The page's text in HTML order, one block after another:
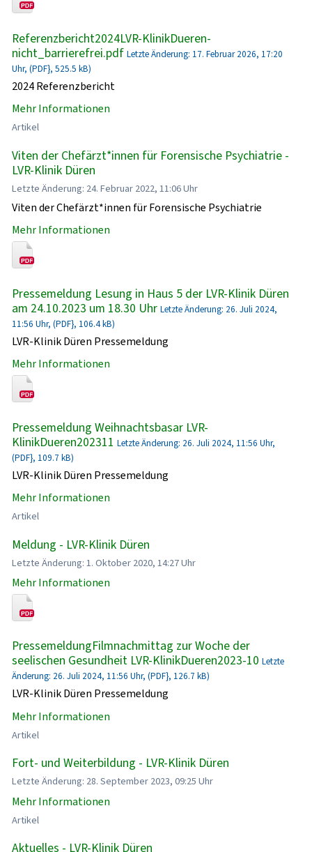
Referenzbericht2024LVR-KlinikDueren-
nicht_barrierefrei.pdf Letzte Änderung: 17. Februar 2026, 17:20
Uhr, (PDF}, 525.5 kB)
2024 Referenzbericht
Mehr Informationen
Artikel
Viten der Chefärzt*innen für Forensische Psychiatrie -
LVR-Klinik Düren
Letzte Änderung: 24. Februar 2022, 11:06 Uhr
Viten der Chefärzt*innen für Forensische Psychiatrie
Mehr Informationen
Pressemeldung Lesung in Haus 5 der LVR-Klinik Düren
am 24.10.2023 um 18.30 Uhr Letzte Änderung: 26. Juli 2024,
11:56 Uhr, (PDF}, 106.4 kB)
LVR-Klinik Düren Pressemeldung
Mehr Informationen
Pressemeldung Weihnachtsbasar LVR-
KlinikDueren202311 Letzte Änderung: 26. Juli 2024, 11:56 Uhr,
(PDF}, 109.7 kB)
LVR-Klinik Düren Pressemeldung
Mehr Informationen
Artikel
Meldung - LVR-Klinik Düren
Letzte Änderung: 1. Oktober 2020, 14:27 Uhr
Mehr Informationen
PressemeldungFilmnachmittag zur Woche der
seelischen Gesundheit LVR-KlinikDueren2023-10 Letzte
Änderung: 26. Juli 2024, 11:56 Uhr, (PDF}, 126.7 kB)
LVR-Klinik Düren Pressemeldung
Mehr Informationen
Artikel
Fort- und Weiterbildung - LVR-Klinik Düren
Letzte Änderung: 28. September 2023, 09:25 Uhr
Mehr Informationen
Artikel
Aktuelles - LVR-Klinik Düren